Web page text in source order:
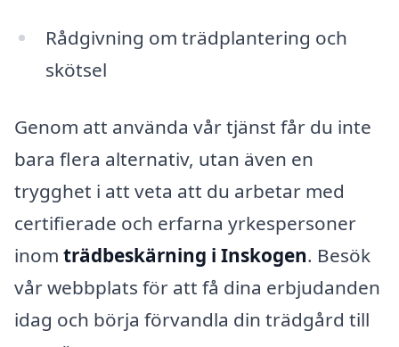
Rådgivning om trädplantering och
skötsel
Genom att använda vår tjänst får du inte
bara flera alternativ, utan även en
trygghet i att veta att du arbetar med
certifierade och erfarna yrkespersoner
inom trädbeskärning i Inskogen. Besök
vår webbplats för att få dina erbjudanden
idag och börja förvandla din trädgård till